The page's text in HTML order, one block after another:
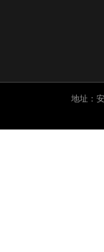
地址：安